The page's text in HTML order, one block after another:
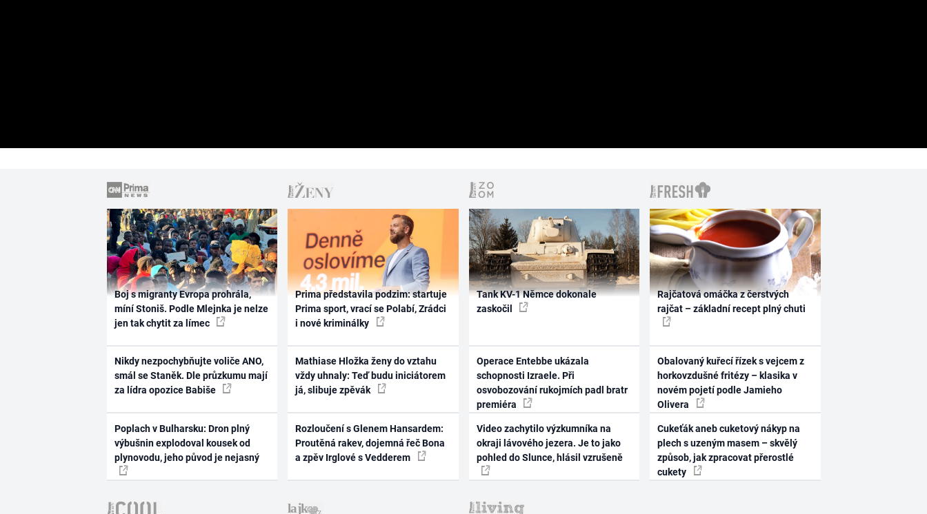
Boj s migranty Evropa prohrála,
míní Stoniš. Podle Mlejnka je nelze
jen tak chytit za límec
Nikdy nezpochybňujte voliče ANO,
smál se Staněk. Dle průzkumu mají
za lídra opozice Babiše
Poplach v Bulharsku: Dron plný
výbušnin explodoval kousek od
plynovodu, jeho původ je nejasný
Prima představila podzim: startuje
Prima sport, vrací se Polabí, Zrádci
i nové kriminálky
Mathiase Hložka ženy do vztahu
vždy uhnaly: Teď budu iniciátorem
já, slibuje zpěvák
Rozloučení s Glenem Hansardem:
Proutěná rakev, dojemná řeč Bona
a zpěv Irglové s Vedderem
Tank KV-1 Němce dokonale
zaskočil
Operace Entebbe ukázala
schopnosti Izraele. Při
osvobozování rukojmích padl bratr
premiéra
Video zachytilo výzkumníka na
okraji lávového jezera. Je to jako
pohled do Slunce, hlásil vzrušeně
Rajčatová omáčka z čerstvých
rajčat – základní recept plný chuti
Obalovaný kuřecí řízek s vejcem z
horkovzdušné fritézy – klasika v
novém pojetí podle Jamieho
Olivera
Cukeťák aneb cuketový nákyp na
plech s uzeným masem – skvělý
způsob, jak zpracovat přerostlé
cukety